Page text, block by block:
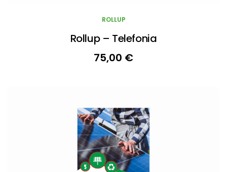
ROLLUP
Rollup – Telefonia
75,00 €